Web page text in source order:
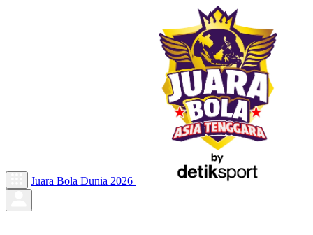
Juara Bola Dunia 2026